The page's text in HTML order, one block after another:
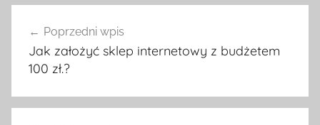
wpisu
Poprzedni wpis
Jak założyć sklep internetowy z budżetem
100 zł.?